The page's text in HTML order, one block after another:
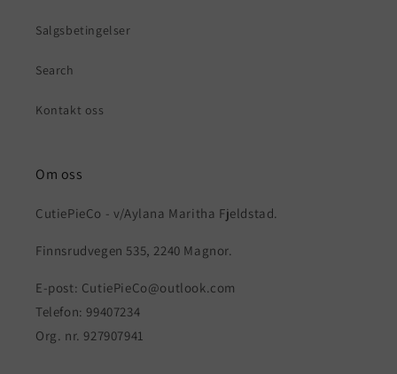
Salgsbetingelser
Search
Kontakt oss
Om oss
CutiePieCo - v/Aylana Maritha Fjeldstad.
Finnsrudvegen 535, 2240 Magnor.
E-post: CutiePieCo@outlook.com
Telefon: 99407234
Org. nr. 927907941